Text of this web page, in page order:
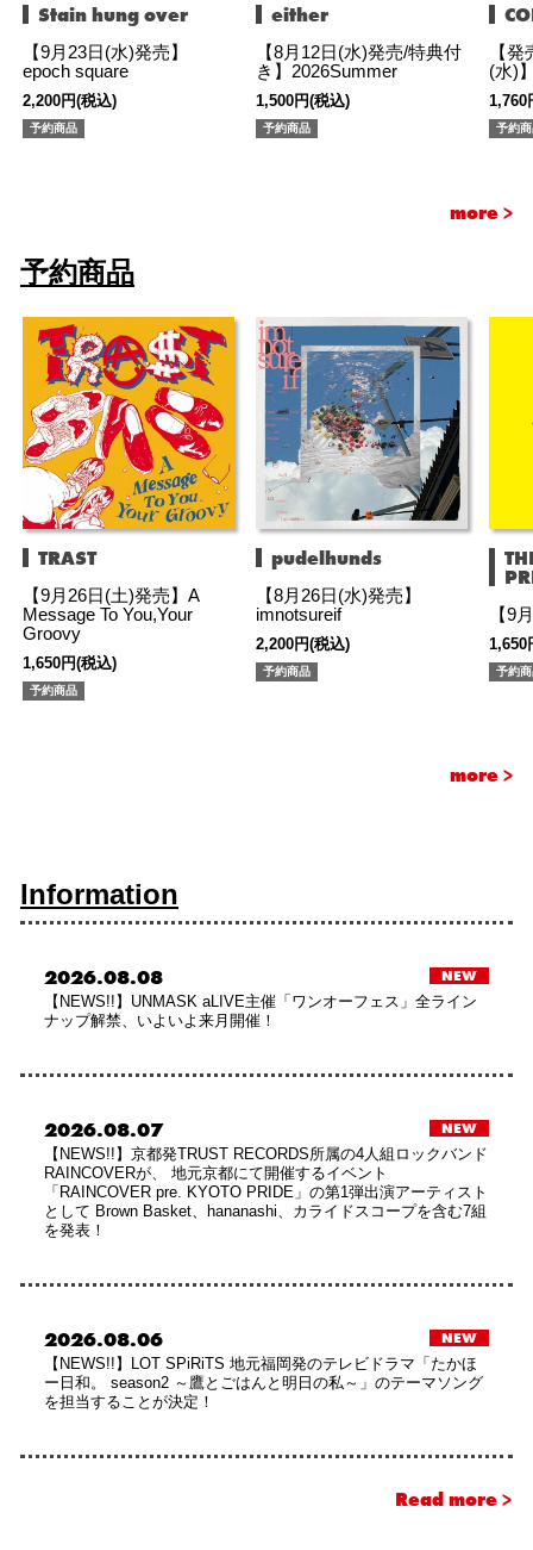
Information
2026.08.08
NEW
【NEWS!!】UNMASK aLIVE主催「ワンオーフェス」全ライン
ナップ解禁、いよいよ来月開催！
2026.08.07
NEW
【NEWS!!】京都発TRUST RECORDS所属の4人組ロックバンド
RAINCOVERが、 地元京都にて開催するイベント
「RAINCOVER pre. KYOTO PRIDE」の第1弾出演アーティスト
として Brown Basket、hananashi、カライドスコープを含む7組
を発表！
2026.08.06
NEW
【NEWS!!】LOT SPiRiTS 地元福岡発のテレビドラマ「たかほ
ー日和。 season2 ～鷹とごはんと明日の私～」のテーマソング
を担当することが決定！
Read more >
Stain hung over
【9月23日(水)発売】
epoch square
2,200円(税込)
予約商品
either
【8月12日(水)発売/特典付
き】2026Summer
1,500円(税込)
予約商品
【
(水)
1,760
予約
more >
予約商品
TRAST
【9月26日(土)発売】A
Message To You,Your
Groovy
1,650円(税込)
予約商品
pudelhunds
【8月26日(水)発売】
imnotsureif
2,200円(税込)
予約商品
【9
1,650
予約
more >